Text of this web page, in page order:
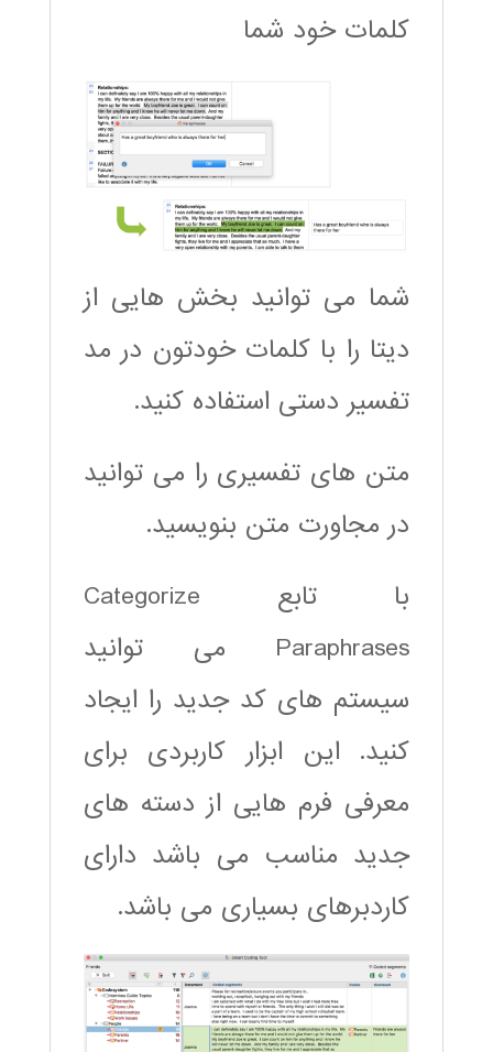
کلمات خود شما
شما می توانید بخش هایی از
دیتا را با کلمات خودتون در مد
تفسیر دستی استفاده کنید.
متن های تفسیری را می توانید
در مجاورت متن بنویسید.
با تابع Categorize
Paraphrases می توانید
سیستم های کد جدید را ایجاد
کنید. این ابزار کاربردی برای
معرفی فرم هایی از دسته های
جدید مناسب می باشد دارای
کاردبرهای بسیاری می باشد.